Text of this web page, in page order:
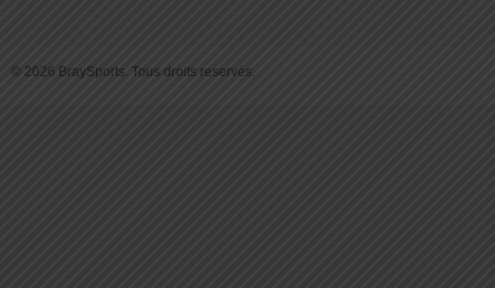
© 2026 BraySports. Tous droits reservés.